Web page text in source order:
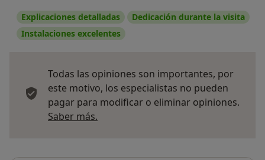
Explicaciones detalladas
Dedicación durante la visita
Instalaciones excelentes
Todas las opiniones son importantes, por
este motivo, los especialistas no pueden
pagar para modificar o eliminar opiniones.
Saber más.